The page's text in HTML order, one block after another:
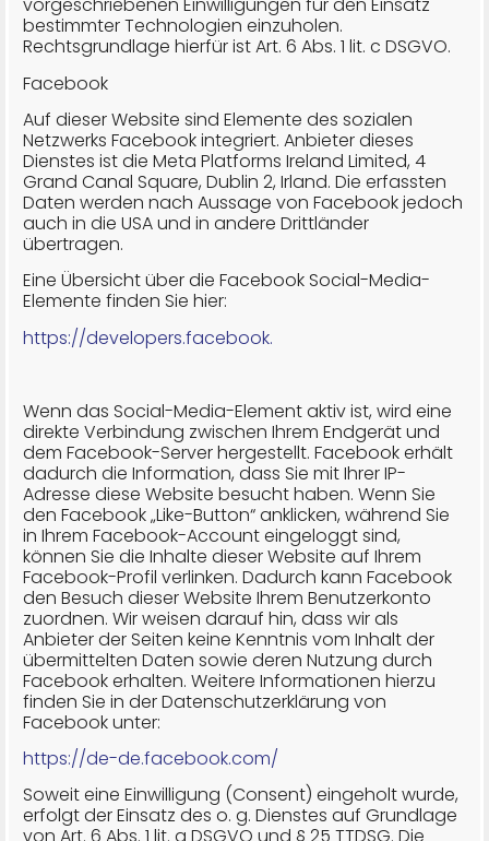
vorgeschriebenen Einwilligungen für den Einsatz
bestimmter Technologien einzuholen.
Rechtsgrundlage hierfür ist Art. 6 Abs. 1 lit. c DSGVO.
Facebook
Auf dieser Website sind Elemente des sozialen
Netzwerks Facebook integriert. Anbieter dieses
Dienstes ist die Meta Platforms Ireland Limited, 4
Grand Canal Square, Dublin 2, Irland. Die erfassten
Daten werden nach Aussage von Facebook jedoch
auch in die USA und in andere Drittländer
übertragen.
Eine Übersicht über die Facebook Social-Media-
Elemente finden Sie hier:
https://developers.facebook.
Wenn das Social-Media-Element aktiv ist, wird eine
direkte Verbindung zwischen Ihrem Endgerät und
dem Facebook-Server hergestellt. Facebook erhält
dadurch die Information, dass Sie mit Ihrer IP-
Adresse diese Website besucht haben. Wenn Sie
den Facebook „Like-Button“ anklicken, während Sie
in Ihrem Facebook-Account eingeloggt sind,
können Sie die Inhalte dieser Website auf Ihrem
Facebook-Profil verlinken. Dadurch kann Facebook
den Besuch dieser Website Ihrem Benutzerkonto
zuordnen. Wir weisen darauf hin, dass wir als
Anbieter der Seiten keine Kenntnis vom Inhalt der
übermittelten Daten sowie deren Nutzung durch
Facebook erhalten. Weitere Informationen hierzu
finden Sie in der Datenschutzerklärung von
Facebook unter:
https://de-de.facebook.com/
Soweit eine Einwilligung (Consent) eingeholt wurde,
erfolgt der Einsatz des o. g. Dienstes auf Grundlage